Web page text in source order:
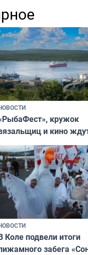
и стильно
кружок
и кино
в эти
Коле подвели итоги
забега